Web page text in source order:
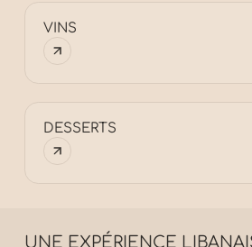
VINS
DESSERTS
UNE EXPÉRIENCE